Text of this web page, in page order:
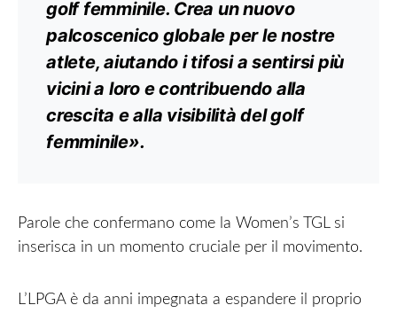
golf femminile. Crea un nuovo
palcoscenico globale per le nostre
atlete, aiutando i tifosi a sentirsi più
vicini a loro e contribuendo alla
crescita e alla visibilità del golf
femminile».
Parole che confermano come la Women’s TGL si
inserisca in un momento cruciale per il movimento.
L’LPGA è da anni impegnata a espandere il proprio